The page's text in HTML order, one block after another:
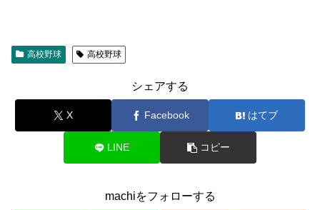
高校野球 高校野球
シェアする
X Facebook はてブ
LINE コピー
machiをフォローする